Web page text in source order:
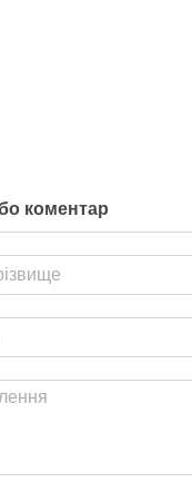
коментар